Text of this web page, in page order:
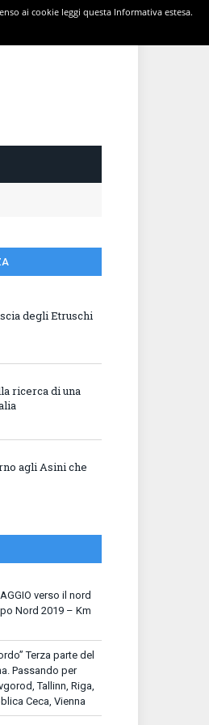
degli Etruschi
ricerca di una
agli Asini che
verso il nord
Nord 2019 – Km
Terza parte del
Passando per
Tallinn, Riga,
Ceca, Vienna
ai cookie leggi questa Informativa estesa.